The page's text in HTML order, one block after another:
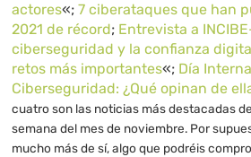
actores«;7 ciberataques que han
2021 de récord; Entrevista a
ciberseguridad y la confianza
retos más importantes«; Día
Ciberseguridad: ¿Qué opinan de
cuatro son las noticias más destacadas
semana del mes de noviembre. Por
mucho más de sí, algo que podréis